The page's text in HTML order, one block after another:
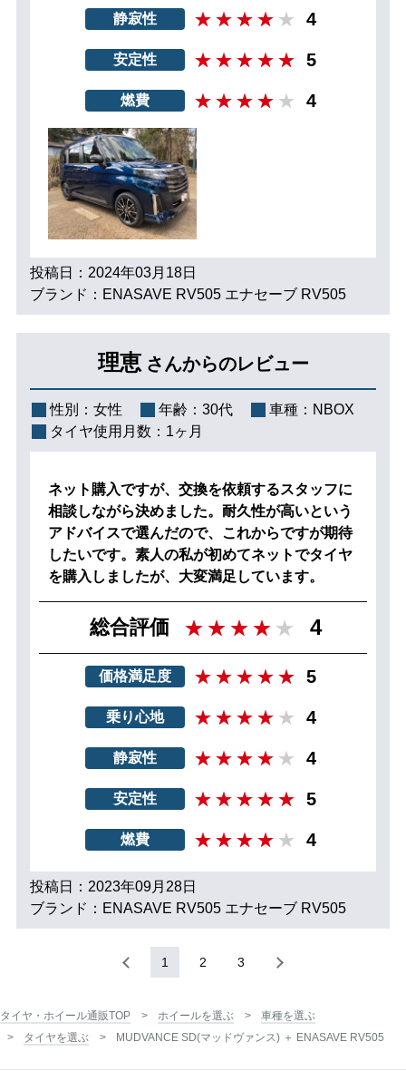
静寂性 4
安定性 5
燃費 4
投稿日：2024年03月18日
ブランド：ENASAVE RV505 エナセーブ RV505
理恵 さんからのレビュー
性別： 女性 年齢： 30代 車種： NBOX
タイヤ使用月数： 1ヶ月
ネット購入ですが、交換を依頼するスタッフに
相談しながら決めました。耐久性が高いという
アドバイスで選んだので、これからですが期待
したいです。素人の私が初めてネットでタイヤ
を購入しましたが、大変満足しています。
総合評価 4
価格満足度 5
乗り心地 4
静寂性 4
安定性 5
燃費 4
投稿日：2023年09月28日
ブランド：ENASAVE RV505 エナセーブ RV505
1 2 3
タイヤ・ホイール通販TOP ホイールを選ぶ
車種を選ぶ
タイヤを選ぶ
MUDVANCE SD(マッドヴァンス) ＋ ENASAVE RV505